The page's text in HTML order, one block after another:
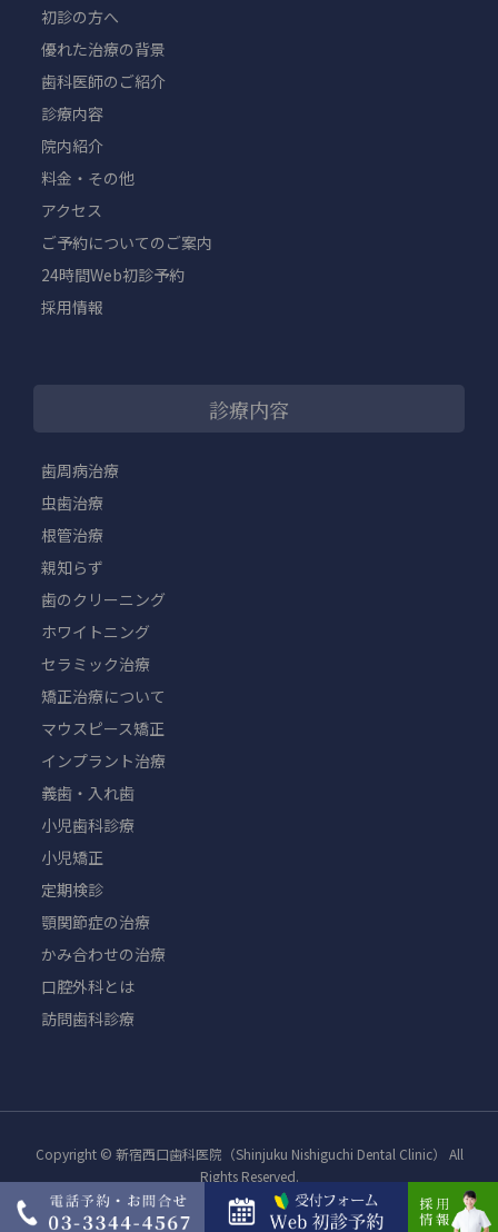
初診の方へ
優れた治療の背景
歯科医師のご紹介
診療内容
院内紹介
料金・その他
アクセス
ご予約についてのご案内
24時間Web初診予約
採用情報
診療内容
歯周病治療
虫歯治療
根管治療
親知らず
歯のクリーニング
ホワイトニング
セラミック治療
矯正治療について
マウスピース矯正
インプラント治療
義歯・入れ歯
小児歯科診療
小児矯正
定期検診
顎関節症の治療
かみ合わせの治療
口腔外科とは
訪問歯科診療
Copyright © 新宿西口歯科医院（Shinjuku Nishiguchi Dental Clinic） All
Rights Reserved.